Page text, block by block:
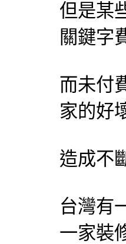
但是某
關鍵字
而未付
家的好
造成不
台灣有
一家裝